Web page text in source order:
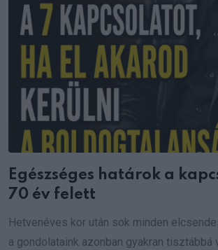
Egészséges határok a
70 év felett
Hetvenéves kor után sok minden
a gondolataink azonban gyakran tisztábbá